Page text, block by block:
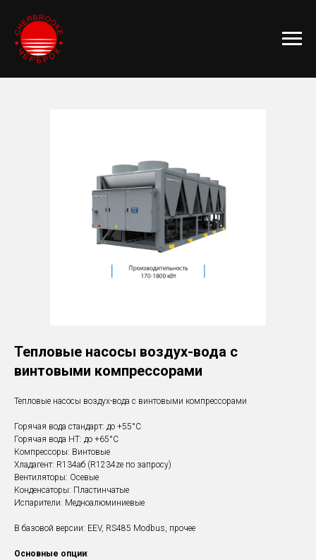
Тепловые насосы воздух-вода с
винтовыми компрессорами
Тепловые насосы воздух-вода с винтовыми компрессорами
Горячая вода стандарт: до +55°C
Горячая вода HT: до +65°C
Компрессоры: Винтовые
Хладагент: R134aб (R1234ze по запросу)
Вентиляторы: Осевые
Конденсаторы: Пластинчатые
Испарители: Медноалюминиевые
В базовой версии: EEV, RS485 Modbus, прочее
Основные опции: